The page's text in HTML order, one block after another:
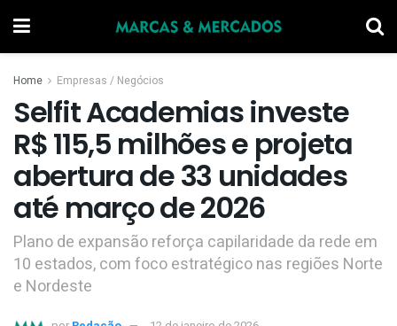
Home Empresas / Negócios
Selfit Academias investe
R$ 115,5 milhões e projeta
abertura de 33 unidades
até março de 2026
Plano de expansão reforça capilaridade da rede em
10 estados, com foco estratégico nas regiões Norte
e Nordeste